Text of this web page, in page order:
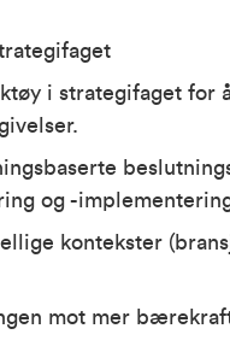
i strategifaget for
og -
kontekster
mot mer